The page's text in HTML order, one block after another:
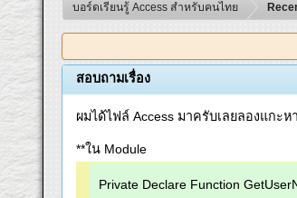
บอร์ดเรียนรู้ Access สำหรับคนไทย
สอบถามเรื่อง
ผมได้ไฟล์ Access มาครับเลยลองแกะ
**ใน Module
Private Declare Function